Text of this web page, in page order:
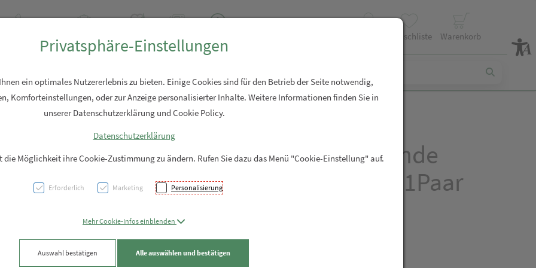
Wunschliste Warenkorb
Burgit Regenerierende
Fußmaskensocken 1Paar
4,95 EUR
Privatsphäre-Einstellungen
ein optimales Nutzererlebnis zu bieten. Einige Cookies sind für den Betrieb der Seite notwendig,
Komforteinstellungen, oder zur Anzeige personalisierter Inhalte. Weitere Informationen finden Sie in
unserer Datenschutzerklärung und Cookie Policy.
Datenschutzerklärung
die Möglichkeit ihre Cookie-Zustimmung zu ändern. Rufen Sie dazu das Menü "Cookie-Einstellung" auf.
Erforderlich Marketing Personalisierung
Mehr Cookie-Infos einblenden
Auswahl bestätigen Alle auswählen und bestätigen